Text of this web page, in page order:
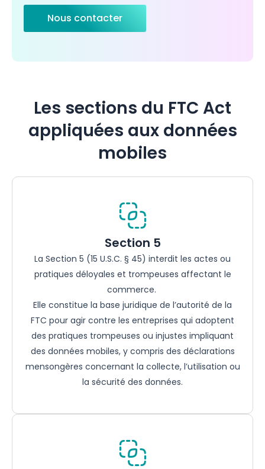
Nous contacter
Les sections du FTC Act
appliquées aux données
mobiles
Section 5
La Section 5 (15 U.S.C. § 45) interdit les actes ou
pratiques déloyales et trompeuses affectant le
commerce.
Elle constitue la base juridique de l’autorité de la
FTC pour agir contre les entreprises qui adoptent
des pratiques trompeuses ou injustes impliquant
des données mobiles, y compris des déclarations
mensongères concernant la collecte, l’utilisation ou
la sécurité des données.